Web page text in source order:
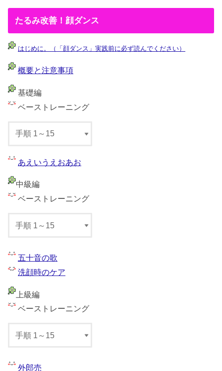
たるみ改善！顔ダンス
はじめに。（「顔ダンス」実践前に必ず読んでください）
概要と注意事項
基礎編
ベーストレーニング
あえいうえおあお
中級編
ベーストレーニング
五十音の歌
洗顔時のケア
上級編
ベーストレーニング
外郎売